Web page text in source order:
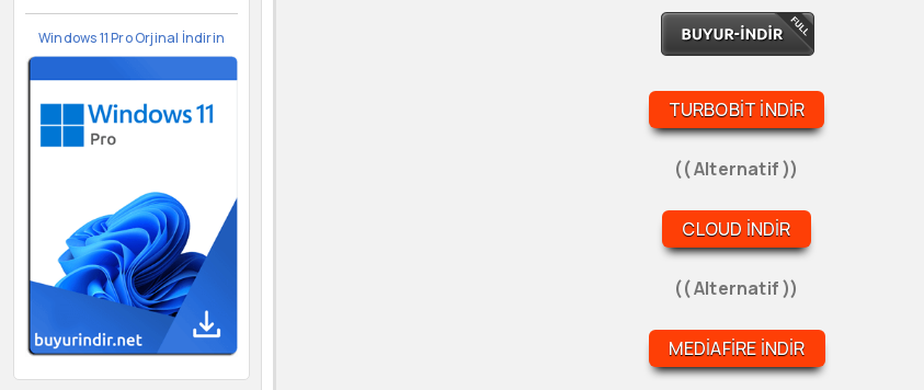
Windows 11 Pro Orjinal İndirin
TURBOBIT İNDIR
(( Alternatif ))
CLOUD İNDIR
(( Alternatif ))
MEDIAFIRE İNDIR